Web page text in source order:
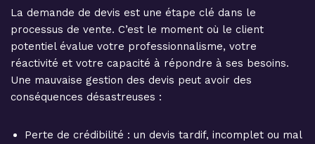
La demande de devis est une étape clé dans le
processus de vente. C’est le moment où le client
potentiel évalue votre professionnalisme, votre
réactivité et votre capacité à répondre à ses besoins.
Une mauvaise gestion des devis peut avoir des
conséquences désastreuses :
Perte de crédibilité : un devis tardif, incomplet ou mal